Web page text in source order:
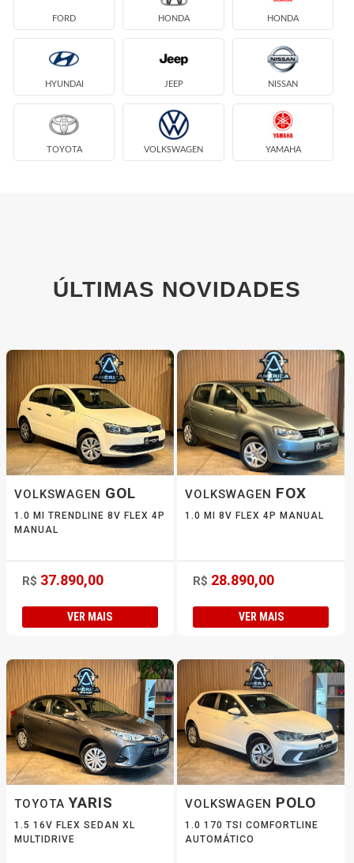
FORD HONDA HONDA
HYUNDAI JEEP NISSAN
TOYOTA VOLKSWAGEN YAMAHA
ÚLTIMAS NOVIDADES
VOLKSWAGEN GOL
1.0 MI TRENDLINE 8V FLEX 4P
MANUAL
R$ 37.890,00
VER MAIS
VOLKSWAGEN FOX
1.0 MI 8V FLEX 4P MANUAL
R$ 28.890,00
VER MAIS
TOYOTA YARIS
1.5 16V FLEX SEDAN XL
MULTIDRIVE
VOLKSWAGEN POLO
1.0 170 TSI COMFORTLINE
AUTOMÁTICO